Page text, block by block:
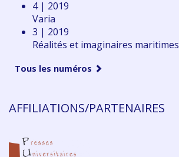
4 | 2019
Varia
3 | 2019
Réalités et imaginaires maritimes
Tous les numéros
AFFILIATIONS/PARTENAIRES